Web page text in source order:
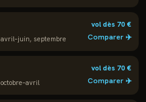
avril–juin, septembre
vol dès 70€
Comparer ✈️
octobre–avril
vol dès 70€
Comparer ✈️